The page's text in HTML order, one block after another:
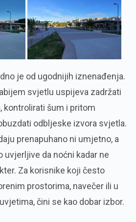
je od ugodnijih iznenađenja.
svjetlu uspijeva zadržati
kontrolirati šum i pritom
odbljeske izvora svjetla.
prenapuhano ni umjetno, a
uvjerljive da noćni kadar ne
Za korisnike koji često
prostorima, navečer ili u
čini se kao dobar izbor.